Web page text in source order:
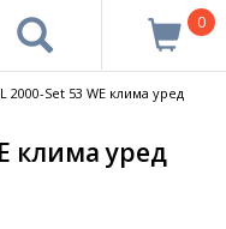
0
2000-Set 53 WE клима уред
клима уред